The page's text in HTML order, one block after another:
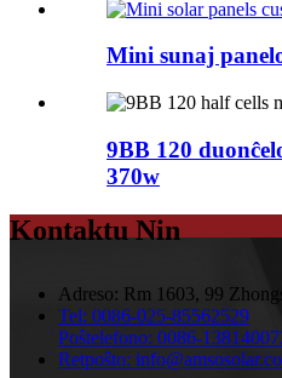
Mini sunaj
9BB 120
370w
Kontaktu Nin
Adreso: Rm 1603, 99
Tel: 0086-025-85562529
Poŝtelefono: 0086-
Retpoŝto: